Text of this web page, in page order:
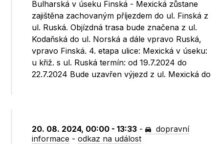
Bulharská v úseku Finská - Mexická zůstane
zajištěna zachovaným příjezdem do ul. Finská z
ul. Ruská. Objízdná trasa bude značena z ul.
Kodaňská do ul. Norská a dále vpravo Ruská,
vpravo Finská. 4. etapa ulice: Mexická v úseku:
u křiž. s ul. Ruská termín: od 19.7.2024 do
22.7.2024 Bude uzavřen výjezd z ul. Mexická do
20. 08. 2024, 00:00 - 13:33 -
dopravní
informace -odkaz na událost